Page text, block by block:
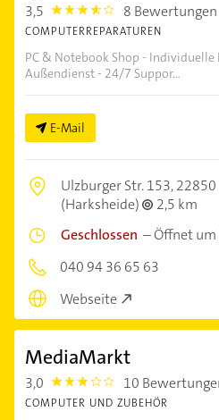
3,5 3.5 8 Bewertungen
COMPUTERREPARATUREN
PC & Notebook Shop - Individuelle
Außendienst - 24/7 Suppor...
E-Mail
Ulzburger Str. 153,
(Harksheide)
2,5 km
Geschlossen –Öffnet um
040 94 36 65 63
Webseite
MediaMarkt
3,0 3.0 10
COMPUTER UND ZUBEHÖR